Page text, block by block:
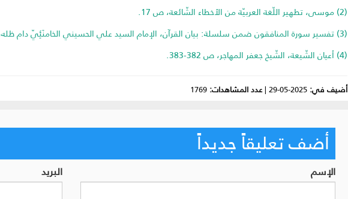
(2) موسى، تطهير اللّغة العربيّة من الأخطاء الشّائعة، ص 17.
(3) تفسير سورة المنافقون ضمن سلسلة: بيان القرآن، الإمام السيد علي الحسيني الخامنَئِيّ دام ظله، ص 45.
(4) أعيان الشّيعة، الشّيخ جعفر المهاجر، ص 382-383.
أضيف في: 2025-05-29
|عدد المشاهدات: 1769
أضف تعليقاً جديداً
الإسم البريد